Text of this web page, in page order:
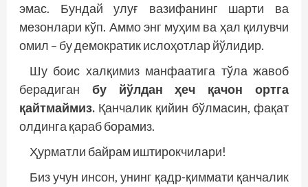
эмас. Бундай улуғ вазифанинг шарти ва
мезонлари кўп. Аммо энг муҳим ва ҳал қилувчи
омил – бу демократик ислоҳотлар йўлидир.
Шу боис халқимиз манфаатига тўла жавоб
берадиган бу йўлдан ҳеч қачон ортга
қайтмаймиз. Қанчалик қийин бўлмасин, фақат
олдинга қараб борамиз.
Ҳурматли байрам иштирокчилари!
Биз учун инсон, унинг қадр-қиммати қанчалик